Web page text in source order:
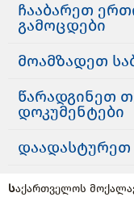
ჩააბარეთ
გამოცდები
მოამზადეთ
წარადგინეთ
დოკუმენტები
დაადასტურეთ
Საქართველოს